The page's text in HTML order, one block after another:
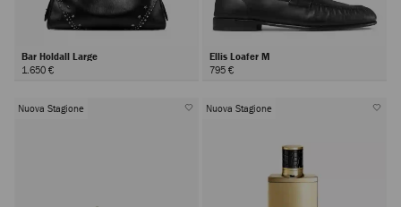
Bar Holdall Large
1.650 €
Ellis Loafer M
795 €
Nuova Stagione Nuova Stagione